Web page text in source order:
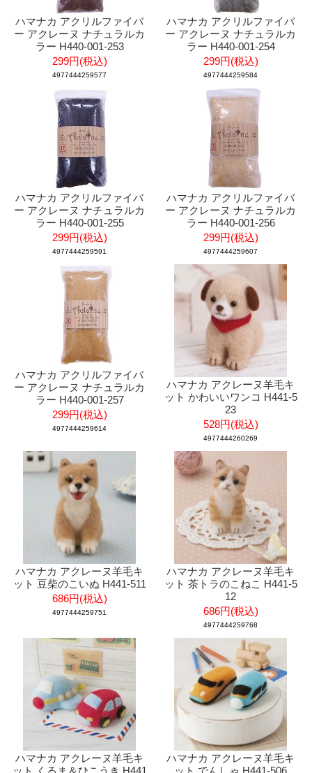
ハマナカ アクリルファイバ
ー アクレーヌ ナチュラルカ
ラー H440-001-253
299円(税込)
4977444259577
ハマナカ アクリルファイバ
ー アクレーヌ ナチュラルカ
ラー H440-001-254
299円(税込)
4977444259584
ハマナカ アクリルファイバ
ー アクレーヌ ナチュラルカ
ラー H440-001-255
299円(税込)
4977444259591
ハマナカ アクリルファイバ
ー アクレーヌ ナチュラルカ
ラー H440-001-256
299円(税込)
4977444259607
ハマナカ アクリルファイバ
ー アクレーヌ ナチュラルカ
ラー H440-001-257
299円(税込)
4977444259614
ハマナカ アクレーヌ羊毛キ
ット かわいいワンコ H441-5
23
528円(税込)
4977444260269
ハマナカ アクレーヌ羊毛キ
ット 豆柴のこいぬ H441-511
686円(税込)
4977444259751
ハマナカ アクレーヌ羊毛キ
ット 茶トラのこねこ H441-5
12
686円(税込)
4977444259768
ハマナカ アクレーヌ羊毛キ
ハマナカ アクレーヌ羊毛キ